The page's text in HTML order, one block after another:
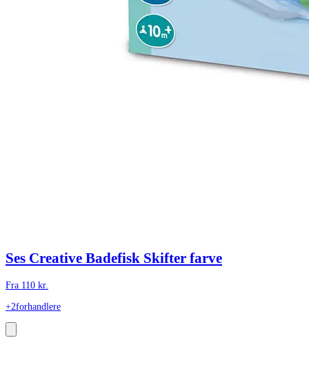
Ses Creative Badefisk Skifter farve
Fra 110 kr.
+2forhandlere